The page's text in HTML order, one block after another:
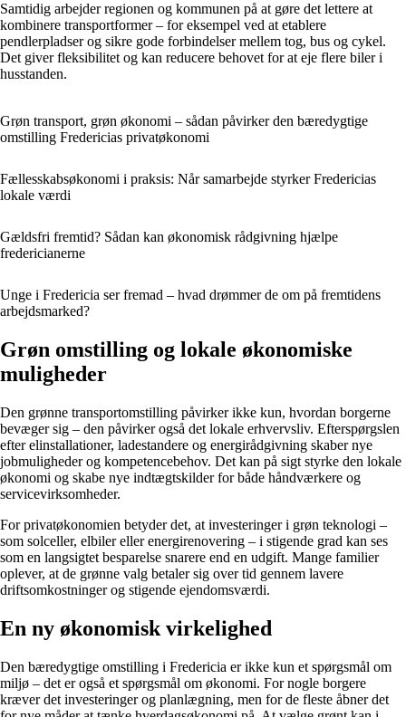
Samtidig arbejder regionen og kommunen på at gøre det lettere at
kombinere transportformer – for eksempel ved at etablere
pendlerpladser og sikre gode forbindelser mellem tog, bus og cykel.
Det giver fleksibilitet og kan reducere behovet for at eje flere biler i
husstanden.
Grøn transport, grøn økonomi – sådan påvirker den bæredygtige
omstilling Fredericias privatøkonomi
Fællesskabsøkonomi i praksis: Når samarbejde styrker Fredericias
lokale værdi
Gældsfri fremtid? Sådan kan økonomisk rådgivning hjælpe
fredericianerne
Unge i Fredericia ser fremad – hvad drømmer de om på fremtidens
arbejdsmarked?
Grøn omstilling og lokale økonomiske
muligheder
Den grønne transportomstilling påvirker ikke kun, hvordan borgerne
bevæger sig – den påvirker også det lokale erhvervsliv. Efterspørgslen
efter elinstallationer, ladestandere og energirådgivning skaber nye
jobmuligheder og kompetencebehov. Det kan på sigt styrke den lokale
økonomi og skabe nye indtægtskilder for både håndværkere og
servicevirksomheder.
For privatøkonomien betyder det, at investeringer i grøn teknologi –
som solceller, elbiler eller energirenovering – i stigende grad kan ses
som en langsigtet besparelse snarere end en udgift. Mange familier
oplever, at de grønne valg betaler sig over tid gennem lavere
driftsomkostninger og stigende ejendomsværdi.
En ny økonomisk virkelighed
Den bæredygtige omstilling i Fredericia er ikke kun et spørgsmål om
miljø – det er også et spørgsmål om økonomi. For nogle borgere
kræver det investeringer og planlægning, men for de fleste åbner det